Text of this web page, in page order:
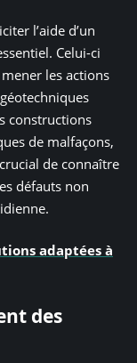
l’aide d’un
Celui-ci
les actions
constructions
de malfaçons,
de connaître
défauts non
adaptées à
des